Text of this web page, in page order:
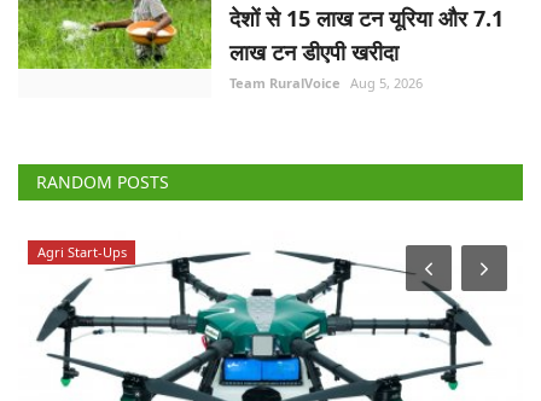
देशों से 15 लाख टन यूरिया और 7.1
लाख टन डीएपी खरीदा
Team RuralVoice Aug 5, 2026
RANDOM POSTS
Agri Start-Ups